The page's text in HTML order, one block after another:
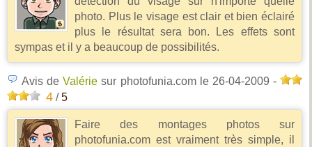
photo. Plus le visage est clair et bien éclairé
plus le résultat sera bon. Les effets sont
sympas et il y a beaucoup de possibilités.
Avis deValérie sur photofunia.comle 26-04-2009 -
4 /5
Faire des montages photos sur
photofunia.com est vraiment très simple, il